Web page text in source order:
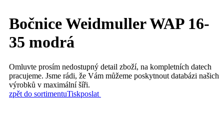
Bočnice Weidmuller WAP 16-
35 modrá
Omluvte prosím nedostupný detail zboží, na kompletních datech
pracujeme. Jsme rádi, že Vám můžeme poskytnout databázi našich
výrobků v maximální šíři.
zpět do sortimentuTiskposlat